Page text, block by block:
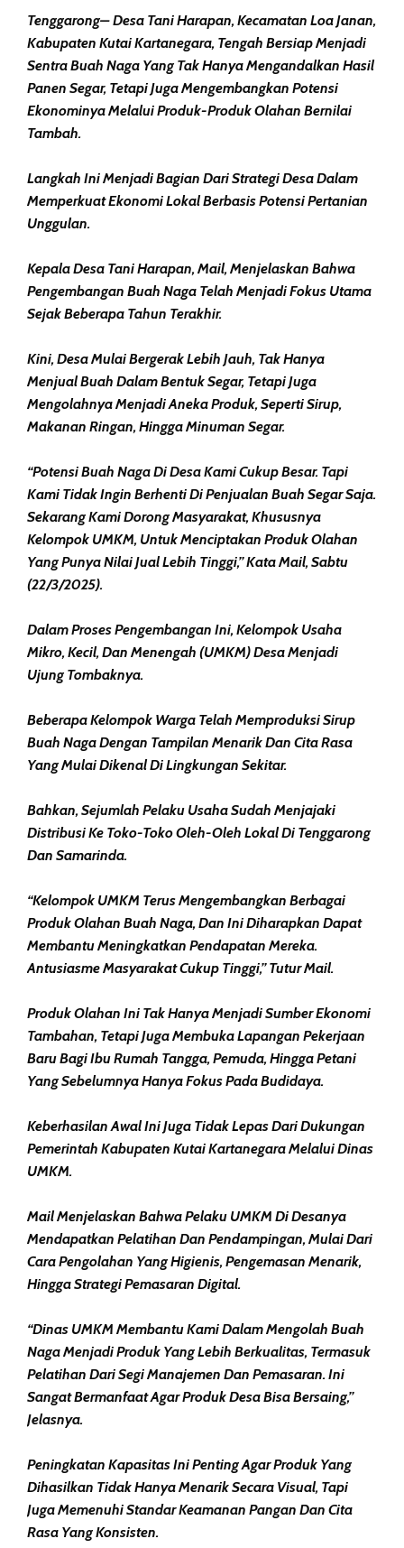
Tenggarong– Desa Tani Harapan, Kecamatan Loa Janan,
Kabupaten Kutai Kartanegara, Tengah Bersiap Menjadi
Sentra Buah Naga Yang Tak Hanya Mengandalkan Hasil
Panen Segar, Tetapi Juga Mengembangkan Potensi
Ekonominya Melalui Produk-Produk Olahan Bernilai
Tambah.
Langkah Ini Menjadi Bagian Dari Strategi Desa Dalam
Memperkuat Ekonomi Lokal Berbasis Potensi Pertanian
Unggulan.
Kepala Desa Tani Harapan, Mail, Menjelaskan Bahwa
Pengembangan Buah Naga Telah Menjadi Fokus Utama
Sejak Beberapa Tahun Terakhir.
Kini, Desa Mulai Bergerak Lebih Jauh, Tak Hanya
Menjual Buah Dalam Bentuk Segar, Tetapi Juga
Mengolahnya Menjadi Aneka Produk, Seperti Sirup,
Makanan Ringan, Hingga Minuman Segar.
“Potensi Buah Naga Di Desa Kami Cukup Besar. Tapi
Kami Tidak Ingin Berhenti Di Penjualan Buah Segar Saja.
Sekarang Kami Dorong Masyarakat, Khususnya
Kelompok UMKM, Untuk Menciptakan Produk Olahan
Yang Punya Nilai Jual Lebih Tinggi,” Kata Mail, Sabtu
(22/3/2025).
Dalam Proses Pengembangan Ini, Kelompok Usaha
Mikro, Kecil, Dan Menengah (UMKM) Desa Menjadi
Ujung Tombaknya.
Beberapa Kelompok Warga Telah Memproduksi Sirup
Buah Naga Dengan Tampilan Menarik Dan Cita Rasa
Yang Mulai Dikenal Di Lingkungan Sekitar.
Bahkan, Sejumlah Pelaku Usaha Sudah Menjajaki
Distribusi Ke Toko-Toko Oleh-Oleh Lokal Di Tenggarong
Dan Samarinda.
“Kelompok UMKM Terus Mengembangkan Berbagai
Produk Olahan Buah Naga, Dan Ini Diharapkan Dapat
Membantu Meningkatkan Pendapatan Mereka.
Antusiasme Masyarakat Cukup Tinggi,” Tutur Mail.
Produk Olahan Ini Tak Hanya Menjadi Sumber Ekonomi
Tambahan, Tetapi Juga Membuka Lapangan Pekerjaan
Baru Bagi Ibu Rumah Tangga, Pemuda, Hingga Petani
Yang Sebelumnya Hanya Fokus Pada Budidaya.
Keberhasilan Awal Ini Juga Tidak Lepas Dari Dukungan
Pemerintah Kabupaten Kutai Kartanegara Melalui Dinas
UMKM.
Mail Menjelaskan Bahwa Pelaku UMKM Di Desanya
Mendapatkan Pelatihan Dan Pendampingan, Mulai Dari
Cara Pengolahan Yang Higienis, Pengemasan Menarik,
Hingga Strategi Pemasaran Digital.
“Dinas UMKM Membantu Kami Dalam Mengolah Buah
Naga Menjadi Produk Yang Lebih Berkualitas, Termasuk
Pelatihan Dari Segi Manajemen Dan Pemasaran. Ini
Sangat Bermanfaat Agar Produk Desa Bisa Bersaing,”
Jelasnya.
Peningkatan Kapasitas Ini Penting Agar Produk Yang
Dihasilkan Tidak Hanya Menarik Secara Visual, Tapi
Juga Memenuhi Standar Keamanan Pangan Dan Cita
Rasa Yang Konsisten.